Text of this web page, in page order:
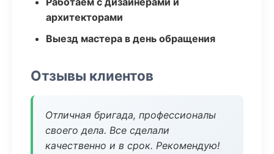
архитекторами
Выезд мастера в день обращения
Отзывы клиентов
Отличная бригада, профессионалы
своего дела. Все сделали
качественно и в срок. Рекомендую!